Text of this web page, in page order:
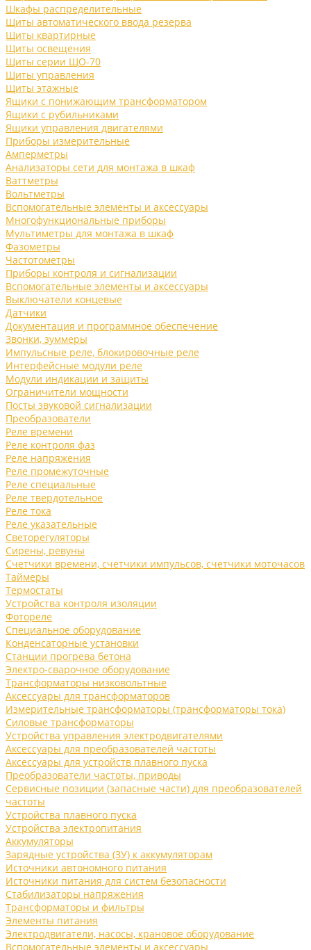
Шкафы распределительные
Щиты автоматического ввода резерва
Щиты квартирные
Щиты освещения
Щиты серии ЩО-70
Щиты управления
Щиты этажные
Ящики с понижающим трансформатором
Ящики с рубильниками
Ящики управления двигателями
Приборы измерительные
Амперметры
Анализаторы сети для монтажа в шкаф
Ваттметры
Вольтметры
Вспомогательные элементы и аксессуары
Многофункциональные приборы
Мультиметры для монтажа в шкаф
Фазометры
Частотометры
Приборы контроля и сигнализации
Вспомогательные элементы и аксессуары
Выключатели концевые
Датчики
Документация и программное обеспечение
Звонки, зуммеры
Импульсные реле, блокировочные реле
Интерфейсные модули реле
Модули индикации и защиты
Ограничители мощности
Посты звуковой сигнализации
Преобразователи
Реле времени
Реле контроля фаз
Реле напряжения
Реле промежуточные
Реле специальные
Реле твердотельное
Реле тока
Реле указательные
Светорегуляторы
Сирены, ревуны
Счетчики времени, счетчики импульсов, счетчики моточасов
Таймеры
Термостаты
Устройства контроля изоляции
Фотореле
Специальное оборудование
Конденсаторные установки
Станции прогрева бетона
Электро-сварочное оборудование
Трансформаторы низковольтные
Аксессуары для трансформаторов
Измерительные трансформаторы (трансформаторы тока)
Силовые трансформаторы
Устройства управления электродвигателями
Аксессуары для преобразователей частоты
Аксессуары для устройств плавного пуска
Преобразователи частоты, приводы
Сервисные позиции (запасные части) для преобразователей
частоты
Устройства плавного пуска
Устройства электропитания
Аккумуляторы
Зарядные устройства (ЗУ) к аккумуляторам
Источники автономного питания
Источники питания для систем безопасности
Стабилизаторы напряжения
Трансформаторы и фильтры
Элементы питания
Электродвигатели, насосы, крановое оборудование
Вспомогательные элементы и аксессуары